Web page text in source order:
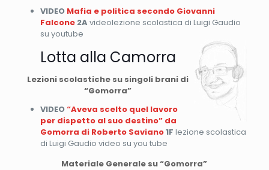
VIDEO Mafia e politica secondo Giovanni
Falcone 2Avideolezione scolastica di Luigi Gaudio
su youtube
Lotta alla Camorra
Lezioni scolastiche su singoli brani di
“Gomorra”
VIDEO“Aveva scelto quel lavoro
per dispetto al suo destino” da
Gomorra di Roberto Saviano1F lezione scolastica
di Luigi Gaudio video su you tube
Materiale Generale su “Gomorra”